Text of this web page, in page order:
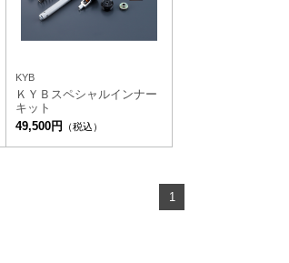
KYB
ＫＹＢスペシャルインナー
キット
49,500円
（税込）
1